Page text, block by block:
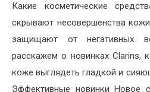
Какие косметические
скрывают несовершенства
защищают от негативных
расскажем о новинках Clarins,
коже выглядеть гладкой и
Эффективные новинки Новое